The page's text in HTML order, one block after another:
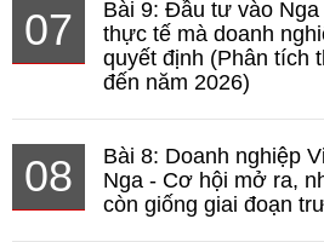
07
Bài 9: Đầu tư vào
thực tế mà doanh
quyết định (Phân tích
đến năm 2026)
08
Bài 8: Doanh nghiệp
Nga - Cơ hội mở ra,
còn giống giai đoạn